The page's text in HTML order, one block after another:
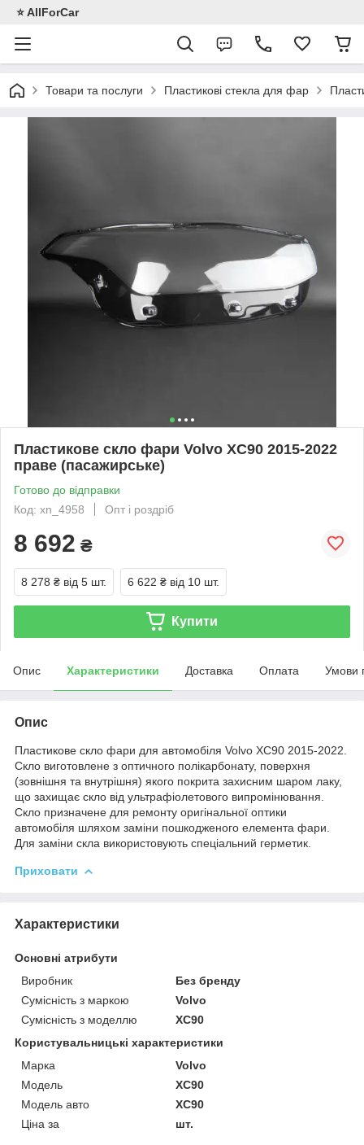
⭐️ AllForCar
Товари та послуги Пластикові стекла для фар
Пластикове скло фари Volvo XC90 2015-2022
праве (пасажирське)
Готово до відправки
Код: xn_4958
Опт і роздріб
8 692 ₴
8 278 ₴ від 5 шт. 6 622 ₴ від 10 шт.
Купити
Опис Характеристики Доставка Оплата Умови
Опис
Пластикове скло фари для автомобіля Volvo XC90 2015-2022.
Скло виготовлене з оптичного полікарбонату, поверхня
(зовнішня та внутрішня) якого покрита захисним шаром лаку,
що захищає скло від ультрафіолетового випромінювання.
Скло призначене для ремонту оригінальної оптики
автомобіля шляхом заміни пошкодженого елемента фари.
Для заміни скла використовують спеціальний герметик.
Приховати
Характеристики
Основні атрибути
Виробник
Без бренду
Сумісність з маркою
Volvo
Сумісність з моделлю
XC90
Користувальницькі характеристики
Марка
Volvo
Мoдель
XC90
Модель авто
XC90
Ціна за
шт.